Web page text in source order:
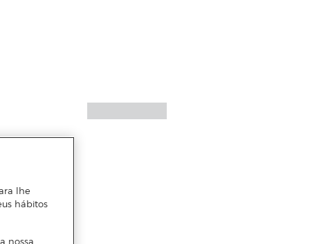
lhe
hábitos
nossa